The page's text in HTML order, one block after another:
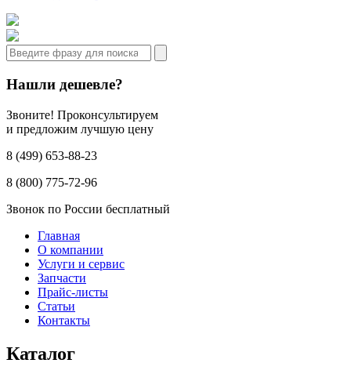
Нашли дешевле?
Звоните! Проконсультируем
и предложим лучшую цену
8 (499) 653-88-23
8 (800) 775-72-96
Звонок по России бесплатный
Главная
О компании
Услуги и сервис
Запчасти
Прайс-листы
Статьи
Контакты
Каталог